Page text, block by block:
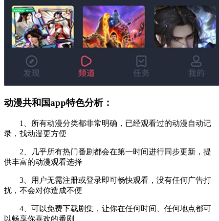
动漫共和国app特色分析：
1、所有动漫分类都非常明确，已经观看过的动漫自动记
录，找动漫更方便
2、几乎所有热门番剧都会在第一时间进行同步更新，提
供丰富的动漫观看选择
3、用户无需注册或登录即可畅快观看，没有任何广告打
扰，不会对你造成不便
4、可以免费下载剧集，让你在任何时间、任何地点都可
以畅享你喜欢的番剧